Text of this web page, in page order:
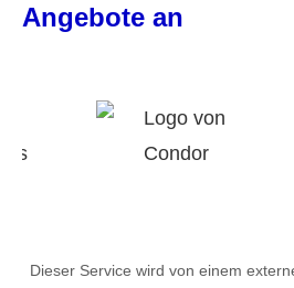
Angebote an
Dieser Service wird von einem